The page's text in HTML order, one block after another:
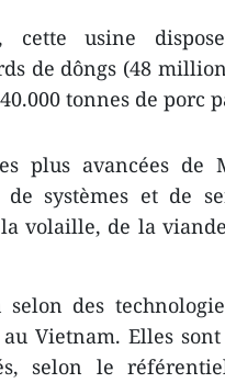
cette usine
de dôngs (48
tonnes de porc
plus avancées de
systèmes et de
volaille, de la
des
Vietnam. Elles
selon le